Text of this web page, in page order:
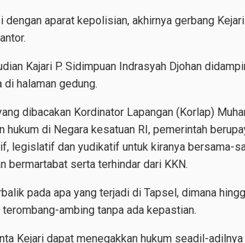
aparat kepolisian, akhirnya gerbang
Kajari P. Sidimpuan Indrasyah Djohan
halaman gedung.
dibacakan Kordinator Lapangan (Korlap)
hukum di Negara kesatuan RI, pemerintah
legislatif dan yudikatif untuk kiranya bersama-
bermartabat serta terhindar dari KKN.
pada apa yang terjadi di Tapsel, dimana
ambing tanpa ada kepastian.
Kejari dapat menegakkan hukum seadil-